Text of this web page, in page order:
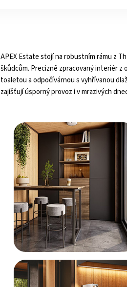
APEX Estate stojí na robustním rámu z
škůdcům. Precizně zpracovaný interiér z
toaletou a odpočívárnou s vyhřívanou
zajišťují úsporný provoz i v mrazivých